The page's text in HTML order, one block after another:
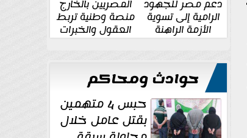
دعم مصر للجهود
الرامية إلى تسوية
الأزمة الراهنة
المصريين بالخارج
منصة وطنية تربط
العقول والخبرات
المصرية بالدولة
حوادث ومحاكم
حبس 4 متهمين
بقتل عامل خلال